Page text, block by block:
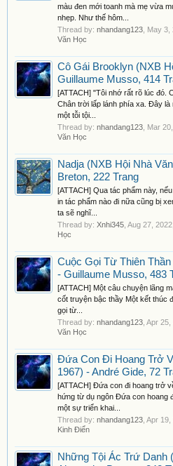
màu đen mới toanh mà mẹ vừa
nhẹp. Như thế hôm...
Thread by: nhandang123 May 3,
Văn Học
Cô Gái Brooklyn (NXB
Guillaume Musso, 414
[ATTACH] "Tôi nhớ rất rõ lúc đó.
Chân trời lấp lánh phía xa. Đây là
một tỗi tội...
Thread by: nhandang123 Mar
Văn Học
Nadja (NXB Hội Nhà
Breton, 222 Trang
[ATTACH] Qua tác phẩm này,
in tác phẩm nào đi nữa cũng bị
ta sẽ nghĩ...
Thread by: Xnhi345 Aug 27, 2022
Học
Cuộc Gọi Từ Thiên
- Guillaume Musso, 483
[ATTACH] Một câu chuyện lãng
cốt truyện bậc thầy Một kết thúc
gọi từ...
Thread by: nhandang123 Apr 25,
Văn Học
Đứa Con Đi Hoang Trở
1967) - André Gide, 72
[ATTACH] Đứa con đi hoang trở
hứng từ dụ ngôn Đứa con hoang
một sự triển khai...
Thread by: nhandang123 Apr 19,
Kinh Điển
Những Tội Ác Trứ Danh